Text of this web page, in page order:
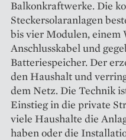
Balkonkraftwerke. Die
Steckersolaranlagen
bis vier Modulen, einem
Anschlusskabel und
Batteriespeicher. Der
den Haushalt und
dem Netz. Die Technik
Einstieg in die private
viele Haushalte die
haben oder die